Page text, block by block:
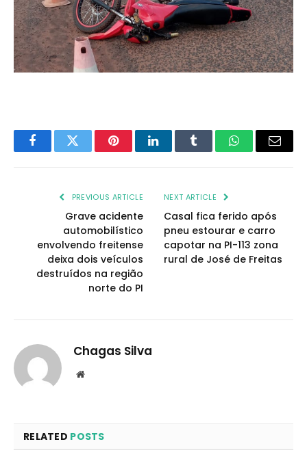
FacebookTwitter PinterestLinkedInTumblr WhatsAppEmail
PREVIOUS ARTICLE
Grave acidente
automobilístico
envolvendo freitense
deixa dois veículos
destruídos na região
norte do PI
NEXT ARTICLE
Casal fica ferido após
pneu estourar e carro
capotar na PI-113 zona
rural de José de Freitas
Chagas Silva
Website
RELATED POSTS